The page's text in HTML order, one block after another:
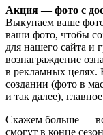
Акция — фото с
Выкупаем ваше
ваши фото, чтобы
для нашего сайта и
вознаграждение
в рекламных целях.
создании (фото в
и так далее),
Скажем больше —
смогут в конце